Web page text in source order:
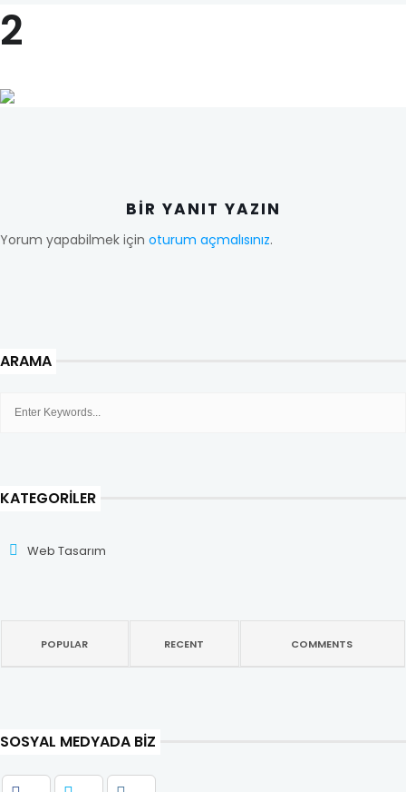
2
BIR YANIT YAZIN
Yorum yapabilmek için oturum açmalısınız.
ARAMA
KATEGORILER
Web Tasarım
POPULAR RECENT COMMENTS
SOSYAL MEDYADA BIZ